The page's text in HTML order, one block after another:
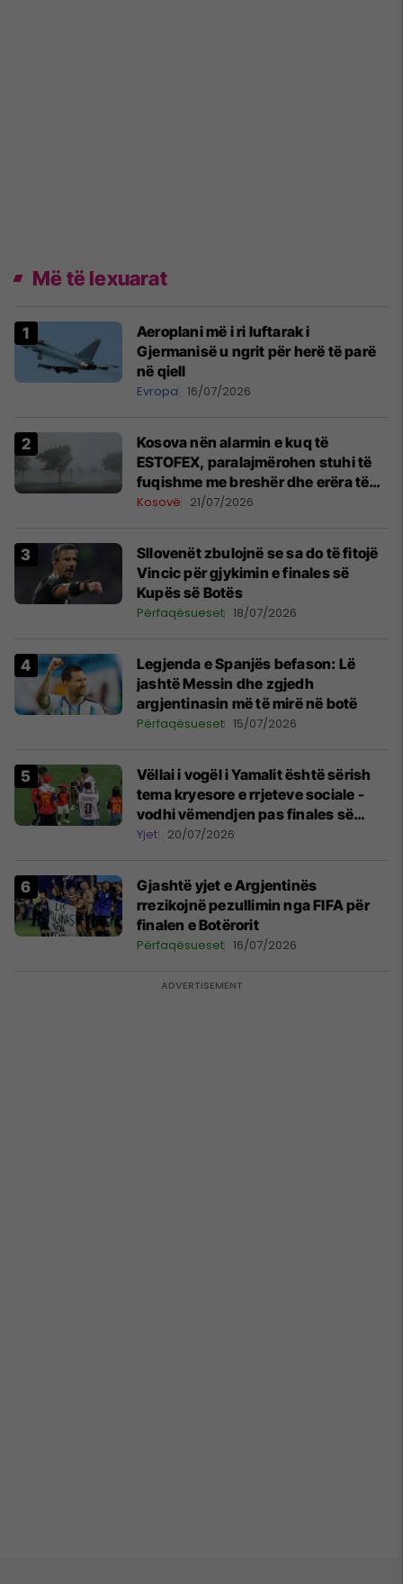
Më të lexuarat
Aeroplani më i ri luftarak i
Gjermanisë u ngrit për herë të parë
në qiell
Evropa 16/07/2026
Kosova nën alarmin e kuq të
ESTOFEX, paralajmërohen stuhi të
fuqishme me breshër dhe erëra të
forta
Kosovë 21/07/2026
Sllovenët zbulojnë se sa do të fitojë
Vincic për gjykimin e finales së
Kupës së Botës
Përfaqësueset 18/07/2026
Legjenda e Spanjës befason: Lë
jashtë Messin dhe zgjedh
argjentinasin më të mirë në botë
Përfaqësueset 15/07/2026
Vëllai i vogël i Yamalit është sërish
tema kryesore e rrjeteve sociale -
vodhi vëmendjen pas finales së
Kupës së Botës
Yjet 20/07/2026
Gjashtë yjet e Argjentinës
rrezikojnë pezullimin nga FIFA për
finalen e Botërorit
Përfaqësueset 16/07/2026